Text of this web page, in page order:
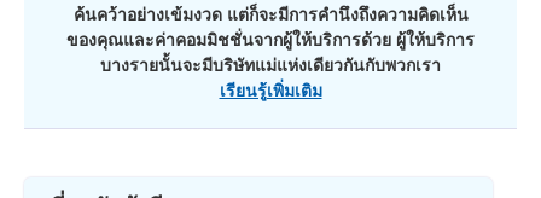
ค้นคว้าอย่างเข้มงวด แต่ก็จะมีการคำนึงถึงความคิดเห็น
ของคุณและค่าคอมมิชชั่นจากผู้ให้บริการด้วย ผู้ให้บริการ
บางรายนั้นจะมีบริษัทแม่แห่งเดียวกันกับพวกเรา
เรียนรู้เพิ่มเติม